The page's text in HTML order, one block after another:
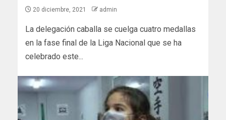
20 diciembre, 2021 admin
La delegación caballa se cuelga cuatro medallas
en la fase final de la Liga Nacional que se ha
celebrado este...